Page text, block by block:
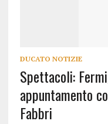
DUCATO NOTIZIE
Spettacoli:
appuntamento
Fabbri